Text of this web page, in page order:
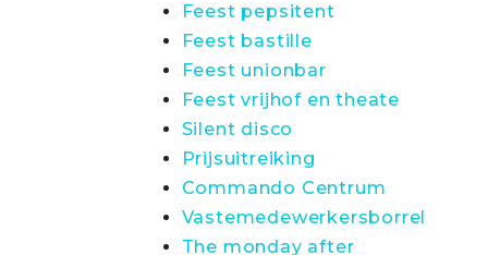
Feest pepsitent
Feest bastille
Feest unionbar
Feest vrijhof en theate
Silent disco
Prijsuitreiking
Commando Centrum
Vastemedewerkersborrel
The monday after